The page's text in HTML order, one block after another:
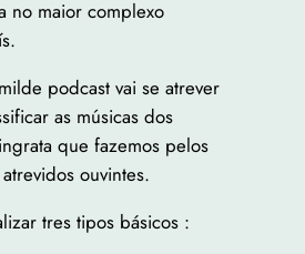
no maior complexo
podcast vai se atrever
as músicas dos
que fazemos pelos
ouvintes.
tres tipos básicos :